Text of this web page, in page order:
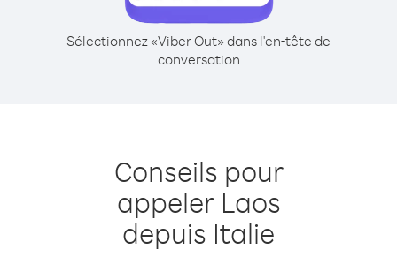
Sélectionnez «Viber Out» dans l'en-tête de
conversation
Conseils pour
appeler Laos
depuis Italie